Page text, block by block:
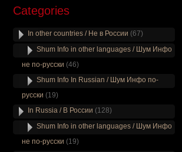
Categories
In other countries / Не в России (67)
Shum Info in other languages / Шум Инфо
не по-русски (46)
Shum Info In Russian / Шум Инфо по-
русски (19)
In Russia / В России (128)
Shum Info in other languages / Шум Инфо
не по-русски (19)